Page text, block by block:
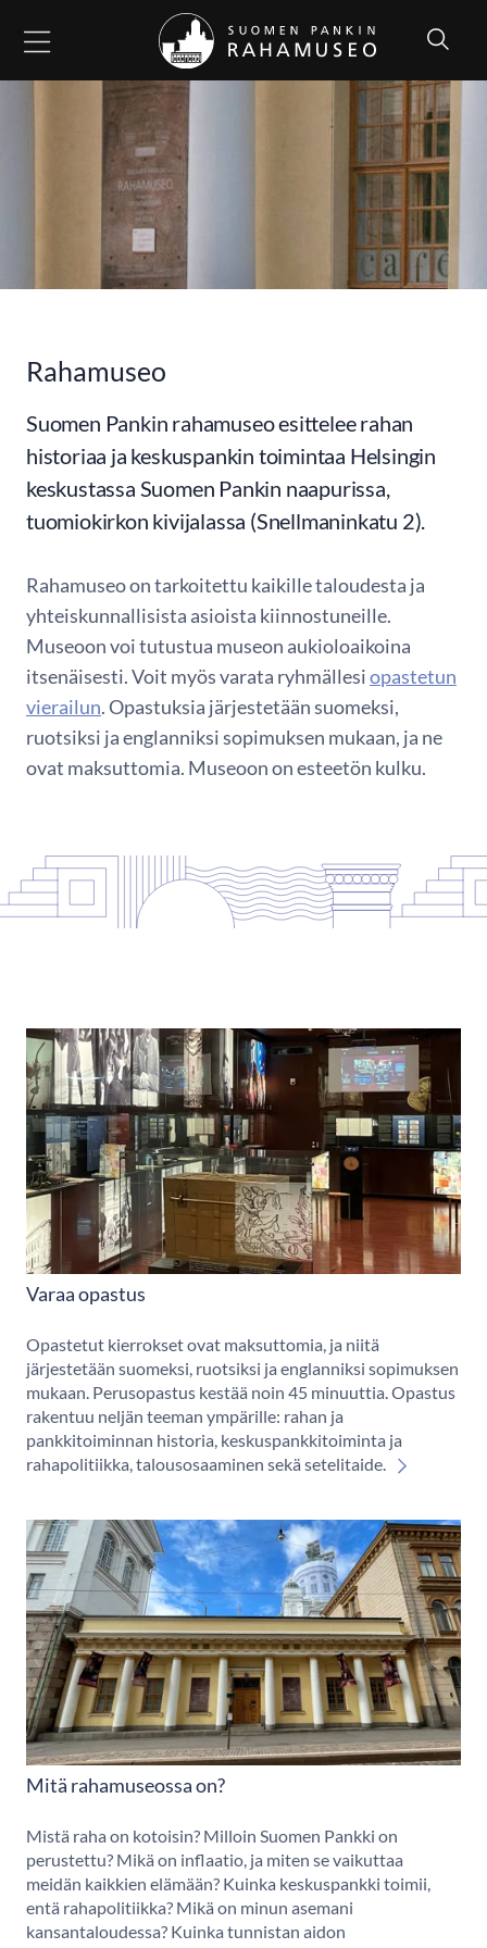
Rahamuseo
Suomen Pankin rahamuseo esittelee rahan
historiaa ja keskuspankin toimintaa Helsingin
keskustassa Suomen Pankin naapurissa,
tuomiokirkon kivijalassa (Snellmaninkatu 2).
Rahamuseo on tarkoitettu kaikille taloudesta ja
yhteiskunnallisista asioista kiinnostuneille.
Museoon voi tutustua museon aukioloaikoina
itsenäisesti. Voit myös varata ryhmällesiopastetun
vierailun. Opastuksia järjestetään suomeksi,
ruotsiksi ja englanniksi sopimuksen mukaan, ja ne
ovat maksuttomia. Museoon on esteetön kulku.
Varaa opastus
Opastetut kierrokset ovat maksuttomia, ja niitä
järjestetään suomeksi, ruotsiksi ja englanniksi sopimuksen
mukaan. Perusopastus kestää noin 45 minuuttia. Opastus
rakentuu neljän teeman ympärille: rahan ja
pankkitoiminnan historia, keskuspankkitoiminta ja
rahapolitiikka, talousosaaminen sekä setelitaide.
Mitä rahamuseossa on?
Mistä raha on kotoisin? Milloin Suomen Pankki on
perustettu? Mikä on inflaatio, ja miten se vaikuttaa
meidän kaikkien elämään? Kuinka keskuspankki toimii,
entä rahapolitiikka? Mikä on minun asemani
kansantaloudessa? Kuinka tunnistan aidon